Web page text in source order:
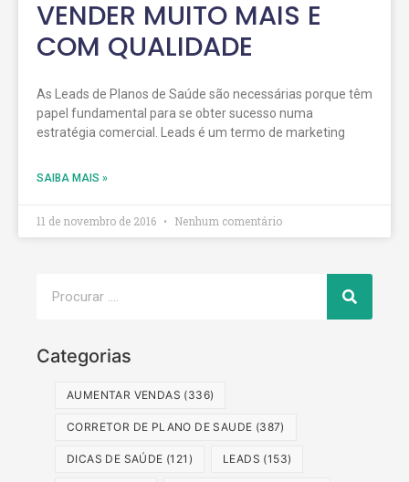
VENDER MUITO MAIS E
COM QUALIDADE
As Leads de Planos de Saúde são necessárias porque têm
papel fundamental para se obter sucesso numa
estratégia comercial. Leads é um termo de marketing
SAIBA MAIS »
11 de novembro de 2016 Nenhum comentário
Categorias
AUMENTAR VENDAS (336)
CORRETOR DE PLANO DE SAUDE (387)
DICAS DE SAÚDE (121) LEADS (153)